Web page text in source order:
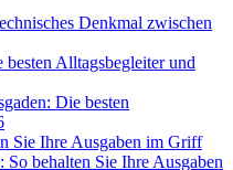
Denkmal zwischen
Die besten
So behalten Sie Ihre Ausgaben